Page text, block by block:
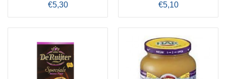
€5,30
€5,10